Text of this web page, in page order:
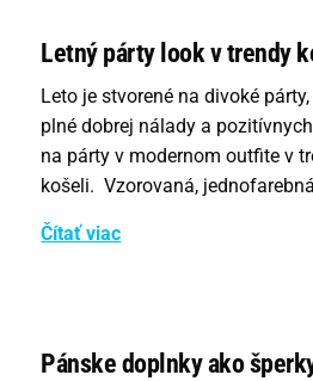
Letný párty look v trendy
Leto je stvorené na divoké
plné dobrej nálady a
na párty v modernom outfite v
košeli. Vzorovaná,
Čítať viac
Pánske doplnky ako